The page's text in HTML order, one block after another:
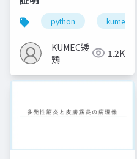
python kumec
KUMEC矮
鶏
1.2K